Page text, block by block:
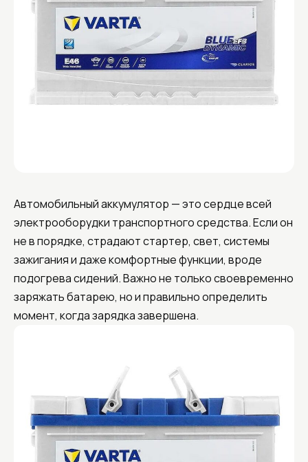
Автомобильный аккумулятор — это сердце всей
электрооборудки транспортного средства. Если он
не в порядке, страдают стартер, свет, системы
зажигания и даже комфортные функции, вроде
подогрева сидений. Важно не только своевременно
заряжать батарею, но и правильно определить
момент, когда зарядка завершена.